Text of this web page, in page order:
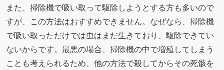
また、掃除機で吸い取って駆除しようとする方も多いので
すが、この方法はおすすめできません。なぜなら、掃除機
で吸い取っただけでは虫はまだ生きており、駆除できてい
ないからです。最悪の場合、掃除機の中で増殖してしまう
ことも考えられるため、他の方法で殺してからその死骸を